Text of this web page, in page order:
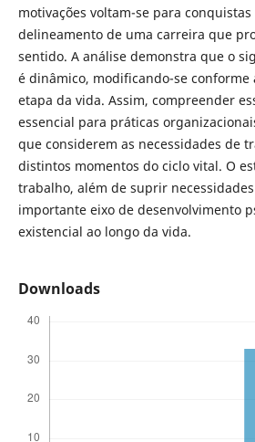
motivações voltam-se para
delineamento de uma carreira que
sentido. A análise demonstra que o
é dinâmico, modificando-se conforme
etapa da vida. Assim, compreender
essencial para práticas
que considerem as necessidades de
distintos momentos do ciclo vital. O
trabalho, além de suprir
importante eixo de desenvolvimento
existencial ao longo da vida.
Downloads